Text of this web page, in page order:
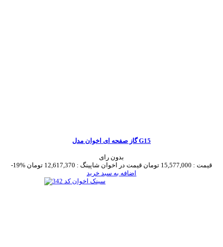
گاز صفحه ای اخوان مدل G15
بدون رای
-19%
قیمت : 15,577,000 تومان قیمت در اخوان شاپینگ : 12,617,370 تومان
اضافه به سبد خرید